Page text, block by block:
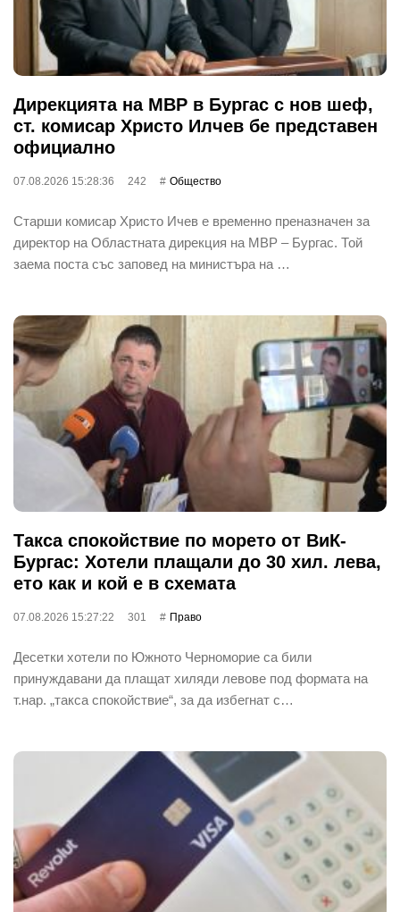
Дирекцията на МВР в Бургас с нов шеф,
ст. комисар Христо Илчев бе представен
официално
07.08.2026 15:28:36 242 Общество
Старши комисар Христо Ичев е временно преназначен за
директор на Областната дирекция на МВР – Бургас. Той
заема поста със заповед на министъра на …
Такса спокойствие по морето от ВиК-
Бургас: Хотели плащали до 30 хил. лева,
ето как и кой е в схемата
07.08.2026 15:27:22 301 Право
Десетки хотели по Южното Черноморие са били
принуждавани да плащат хиляди левове под формата на
т.нар. „такса спокойствие“, за да избегнат с…